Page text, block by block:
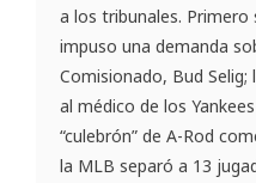
a los tribunales. Primero
impuso una demanda
Comisionado, Bud
al médico de los
“culebrón” de A-Rod
la MLB separó a 13